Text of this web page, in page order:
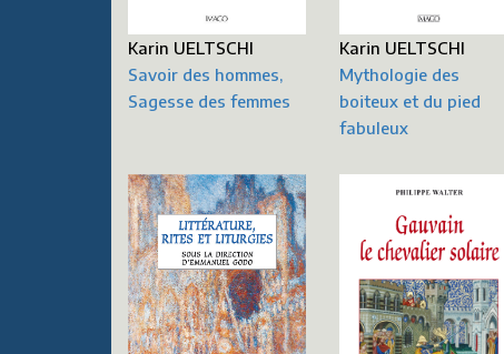
Karin UELTSCHI
Savoir des hommes,
Sagesse des femmes
Karin UELTSCHI
Mythologie des
boiteux et du pied
fabuleux